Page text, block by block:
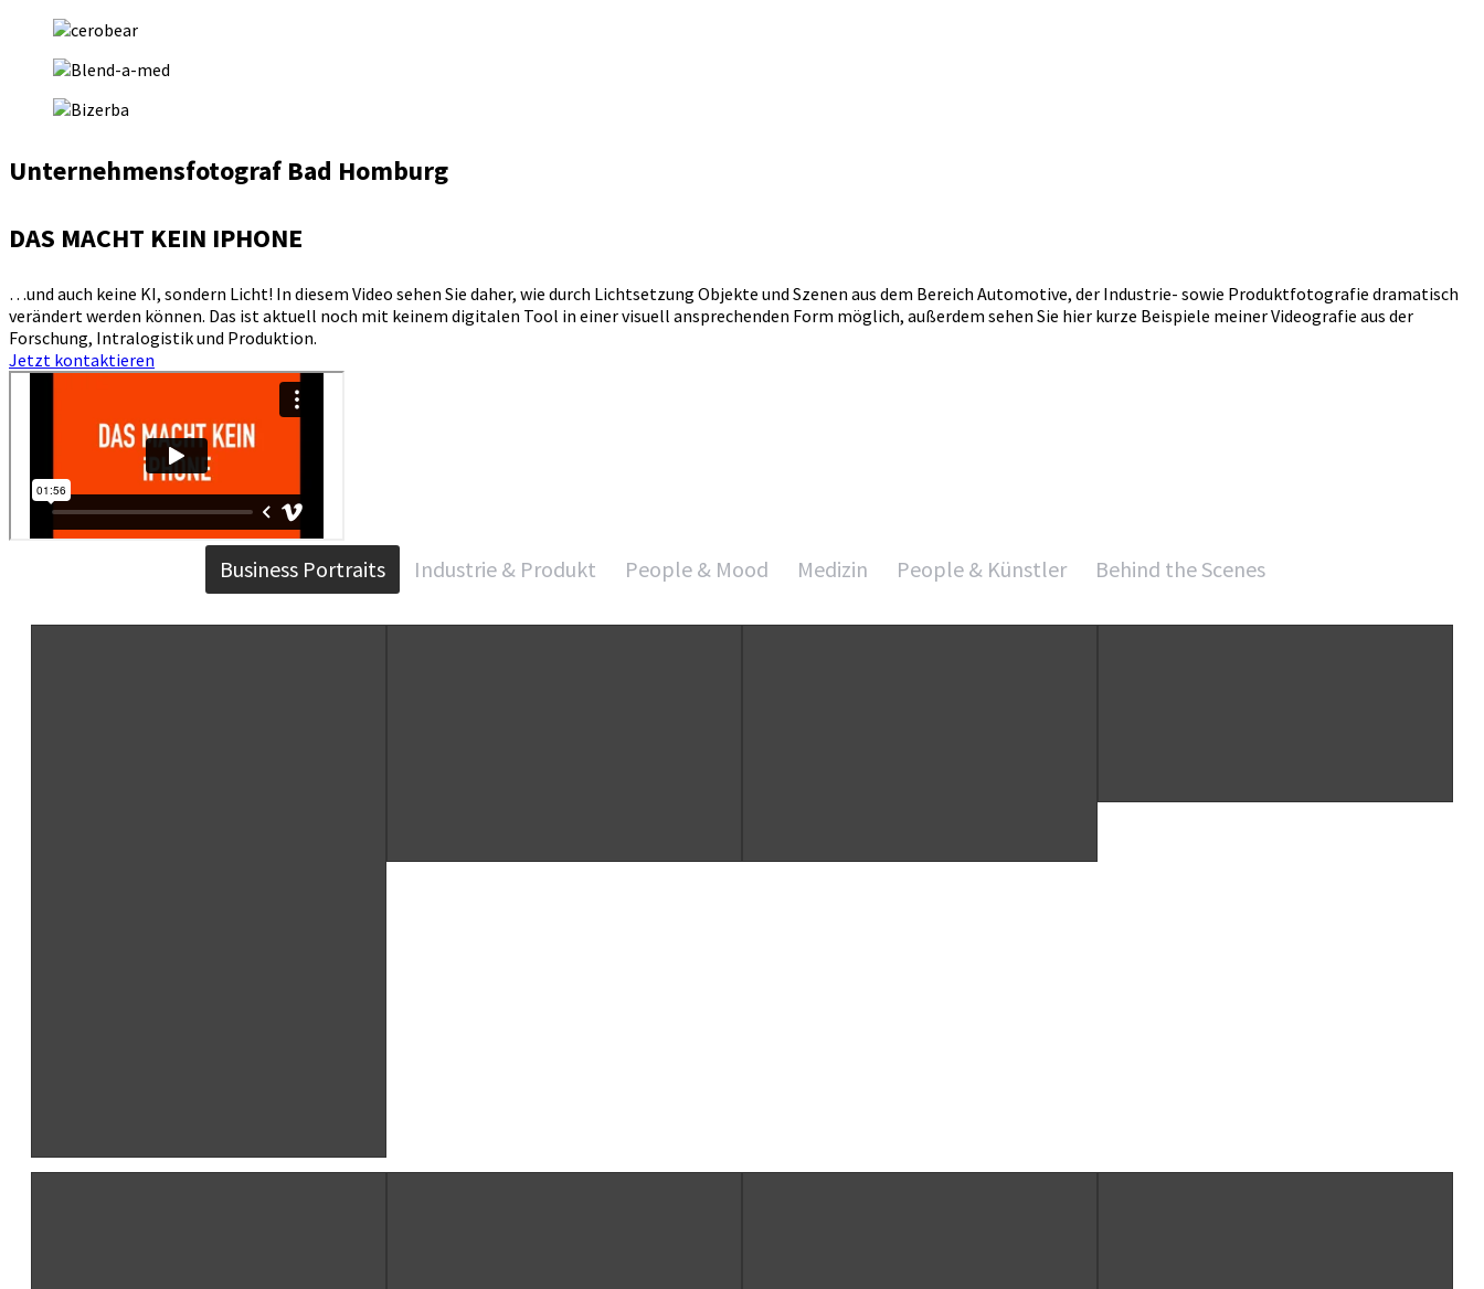
Unternehmensfotograf Bad Homburg
DAS MACHT KEIN IPHONE
…und auch keine KI, sondern Licht! In diesem Video sehen Sie daher, wie durch Lichtsetzung Objekte und Szenen aus dem Bereich Automotive, der Industrie- sowie Produktfotografie dramatisch
verändert werden können. Das ist aktuell noch mit keinem digitalen Tool in einer visuell ansprechenden Form möglich, außerdem sehen Sie hier kurze Beispiele meiner Videografie aus der
Forschung, Intralogistik und Produktion.
Jetzt kontaktieren
Business Portraits Industrie & Produkt People & Mood Medizin People & Künstler Behind the Scenes